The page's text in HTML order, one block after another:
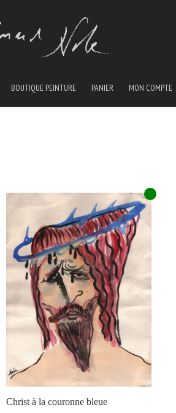
BOUTIQUE PEINTURE PANIER MON COMPTE
Christ à la couronne bleue